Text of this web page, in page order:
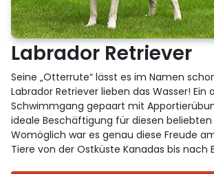
Labrador Retriever
Seine „Otterrute“ lässt es im Namen
Labrador Retriever lieben das Wasser! Ein
Schwimmgang gepaart mit
ideale Beschäftigung für diesen beliebten
Womöglich war es genau diese Freude
Tiere von der Ostküste Kanadas bis nach